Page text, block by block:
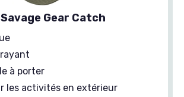
Gear Catch
à porter
les activités en extérieur